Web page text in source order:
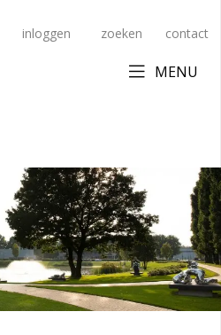
inloggen zoeken contact
MENU